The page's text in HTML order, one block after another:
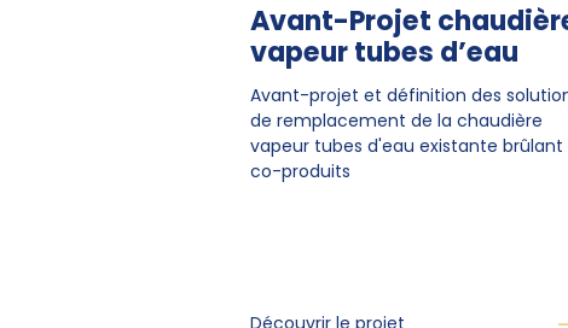
Avant-Projet
vapeur tubes d’eau
Avant-projet et définition des
de remplacement de la chaudière
vapeur tubes d'eau existante brûlant
co-produits